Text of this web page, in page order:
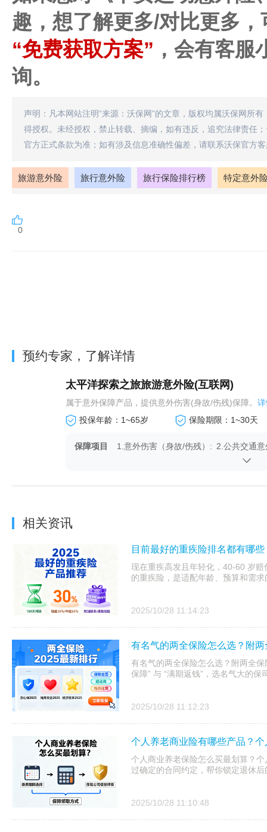
趣，想了解更多/对比更多，
“免费获取方案” ，会有客
询。
声明：凡本网站注明“来源：沃保网”的文章，版权均属沃保网所
得授权。未经授权，禁止转载、摘编，如有违反，追究法律责任
官方正式条款为准；如有涉及信息准确性偏差，请联系沃保官方
旅游意外险 旅行意外险 旅行保险排行榜 特定意外
0
预约专家，了解详情
太平洋探索之旅旅游意外险(互联网)
属于意外保障产品，提供意外伤害(身故/伤残)保障。
投保年龄：1~65岁
保险期限：1~30天
保障项目
1.意外伤害（身故/伤残）: 2.公共交通
13.高风险运动保障（可
选）:有
相关资讯
目前最好的重疾险排名都有哪
现在重疾高发且年轻化，40-60 岁赔
的重疾险，是适配年龄、预算和需
2025/10/28 11:14:23
有名气的两全保险怎么选？附
有名气的两全保险怎么选？附两全
保障” 与 “满期返钱”，选名气大的
2025/10/28 11:12:23
个人养老商业险有哪些产品？
个人商业养老保险怎么买最划算？
过确定的合同约定，帮你锁定退休
2025/10/28 11:10:48